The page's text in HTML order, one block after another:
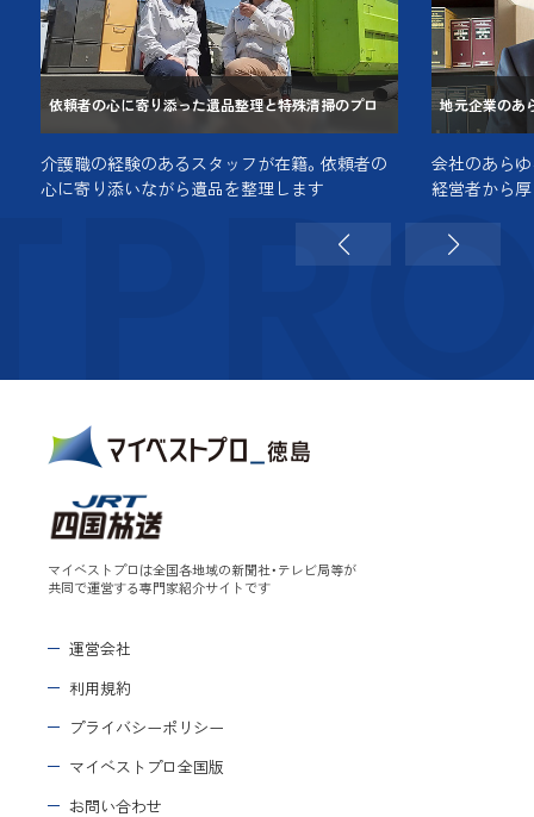
依頼者の心に寄り添った遺品整理と特殊清掃のプロ
介護職の経験のあるスタッフが在籍。依頼者の
心に寄り添いながら遺品を整理します
地元企業のあ
会社のあら
経営者から
マイベストプロは全国各地域の新聞社・テレビ局等が
共同で運営する専門家紹介サイトです
運営会社
利用規約
プライバシーポリシー
マイベストプロ全国版
お問い合わせ